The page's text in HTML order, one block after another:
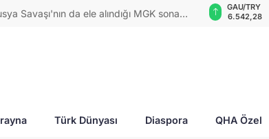
Gündoğdu: Kırım Tatarları ile Ahıska
27,9743
0,0018
6.542,28
BIST 100
13.798,82
Türk Dünyası Diaspora QHA Özel